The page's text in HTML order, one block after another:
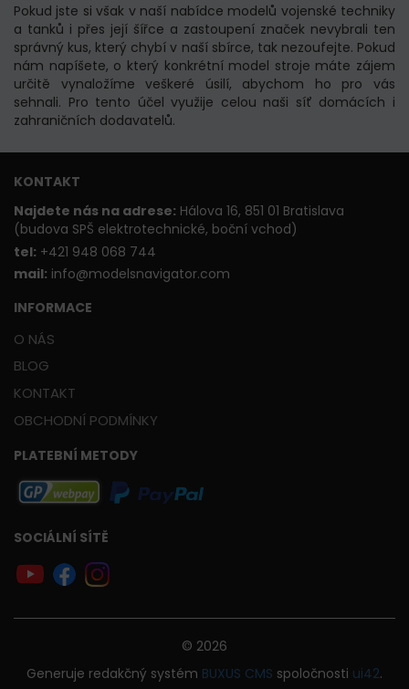
Pokud jste si však v naší nabídce modelů vojenské techniky
a tanků i přes její šířce a zastoupení značek nevybrali ten
správný kus, který chybí v naší sbírce, tak nezoufejte. Pokud
nám napíšete, o který konkrétní model stroje máte zájem
určitě vynaložíme veškeré úsilí, abychom ho pro vás
sehnali. Pro tento účel využije celou naši síť domácích i
zahraničních dodavatelů.
KONTAKT
Najdete nás na adrese: Hálova 16, 851 01 Bratislava
(budova SPŠ elektrotechnické, boční vchod)
tel: +421 948 068 744
mail: info@modelsnavigator.com
INFORMACE
O NÁS
BLOG
KONTAKT
OBCHODNÍ PODMÍNKY
PLATEBNÍ METODY
SOCIÁLNÍ SÍTĚ
© 2026
Generuje redakčný systém BUXUS CMS spoločnosti ui42.